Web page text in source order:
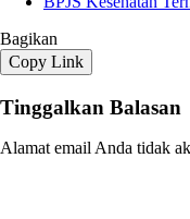
Bagikan
Copy Link
Tinggalkan Balasan
Alamat email Anda tidak